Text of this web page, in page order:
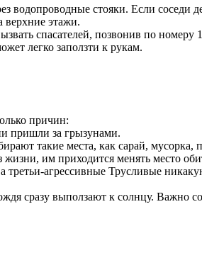
водопроводные стояки. Если
верхние этажи.
спасателей, позвонив по
легко заползти к рукам.
причин:
пришли за грызунами.
такие места, как сарай, мусорка,
им приходится менять место
агрессивные Трусливые
сразу выползают к солнцу. Важно